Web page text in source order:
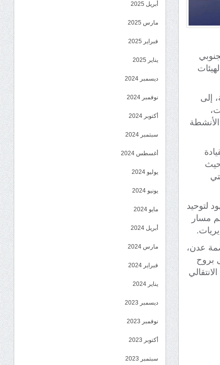
إلى
حيث
لتوحيد
مسار
عدن،
بروح
أبريل 2025
مارس 2025
فبراير 2025
يناير 2025
ديسمبر 2024
نوفمبر 2024
أكتوبر 2024
سبتمبر 2024
أغسطس 2024
يوليو 2024
يونيو 2024
مايو 2024
أبريل 2024
مارس 2024
فبراير 2024
يناير 2024
ديسمبر 2023
نوفمبر 2023
أكتوبر 2023
سبتمبر 2023